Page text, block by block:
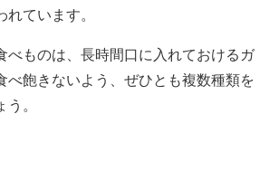
ています。
べものは、長時間口に入れておけるガ
べ飽きないよう、ぜひとも複数種類を
。